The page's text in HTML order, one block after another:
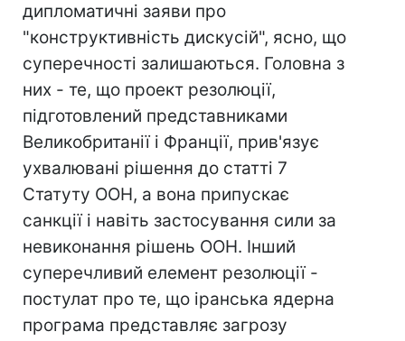
дипломатичні заяви про
"конструктивність дискусій", ясно, що
суперечності залишаються. Головна з
них - те, що проект резолюції,
підготовлений представниками
Великобританії і Франції, прив'язує
ухвалювані рішення до статті 7
Статуту ООН, а вона припускає
санкції і навіть застосування сили за
невиконання рішень ООН. Інший
суперечливий елемент резолюції -
постулат про те, що іранська ядерна
програма представляє загрозу